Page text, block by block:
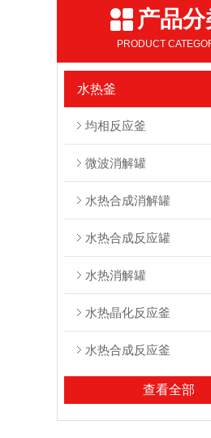
产品分
PRODUCT
水热釜
均相反应釜
微波消解罐
水热合成消解罐
水热合成反应罐
水热消解罐
水热晶化反应釜
水热合成反应釜
查看全部